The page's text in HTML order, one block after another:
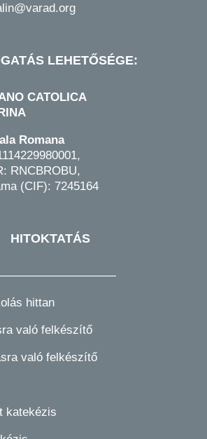
LEHETŐSÉGE:
CATOLICA
Romana
RNCBROBU,
(CIF): 7245164
HITOKTATÁS
hittan
való felkészítő
való felkészítő
katekézis